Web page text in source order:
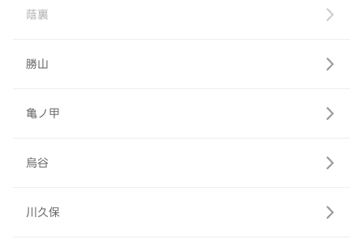
蔭裏
勝山
亀ノ甲
烏谷
川久保